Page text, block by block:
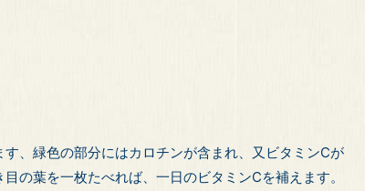
、緑色の部分にはカロチンが含まれ、又ビタミンCが
の葉を一枚たべれば、一日のビタミンCを補えます。